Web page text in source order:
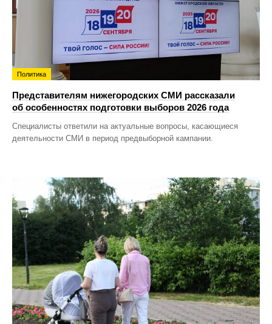
Политика
Представителям нижегородских СМИ рассказали
об особенностях подготовки выборов 2026 года
Специалисты ответили на актуальные вопросы, касающиеся
деятельности СМИ в период предвыборной кампании.